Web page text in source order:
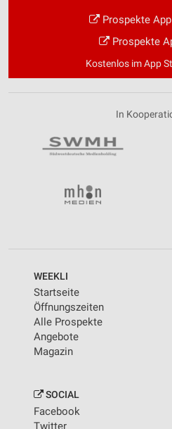
Prospekte
Prospekte
Kostenlos im App
In
WEEKLI
Startseite
Öffnungszeiten
Alle Prospekte
Angebote
Magazin
SOCIAL
Facebook
Twitter